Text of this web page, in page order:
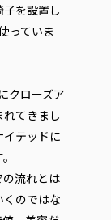
を設置し
っていま
クローズア
てきまし
テッドに
流れとは
のではな